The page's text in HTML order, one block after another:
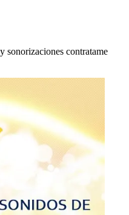
sonorizaciones contratame